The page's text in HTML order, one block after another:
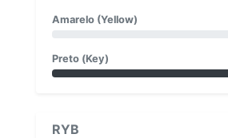
Amarelo (Yellow)
Preto (Key)
RYB